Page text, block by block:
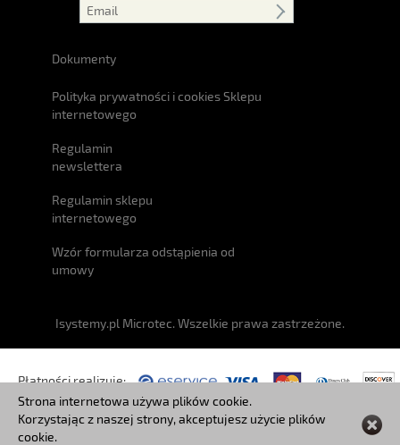
Strona internetowa używa plików cookie.
Korzystając z naszej strony, akceptujesz użycie plików
cookie.
Czat ze sprzedawcą
Dokumenty
Polityka prywatności i cookies Sklepu
internetowego
Regulamin
newslettera
Regulamin sklepu
internetowego
Wzór formularza odstąpienia od
umowy
Isystemy.pl Microtec. Wszelkie prawa zastrzeżone.
Płatności realizuje:
Przesyłki: